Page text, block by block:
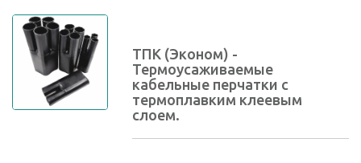
ТПК (Эконом) -
Термоусаживаемые
кабельные перчатки с
термоплавким клеевым
слоем.